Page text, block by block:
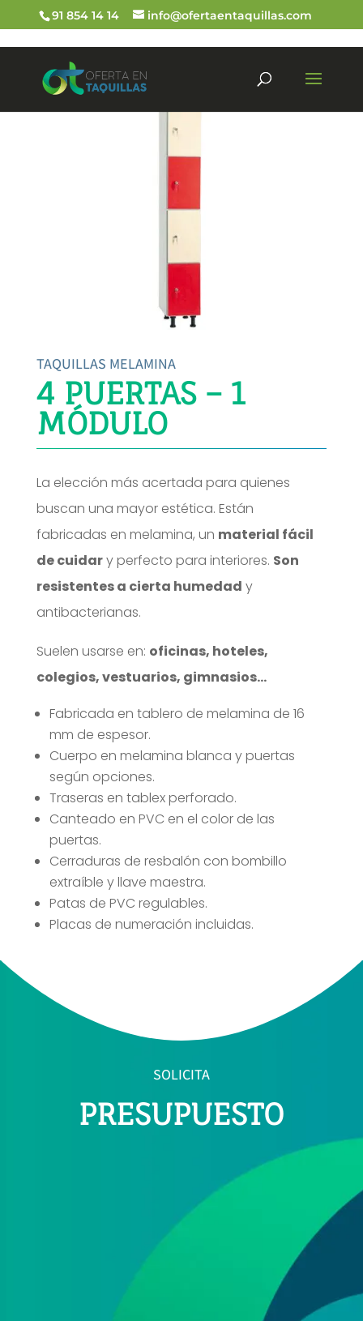
91 854 14 14 info@ofertaentaquillas.com
TAQUILLAS MELAMINA
4 PUERTAS – 1
MÓDULO
La elección más acertada para quienes
buscan una mayor estética. Están
fabricadas en melamina, un material fácil
de cuidary perfecto para interiores. Son
resistentes a cierta humedad y
antibacterianas.
Suelen usarse en: oficinas, hoteles,
colegios, vestuarios, gimnasios…
Fabricada en tablero de melamina de 16
mm de espesor.
Cuerpo en melamina blanca y puertas
según opciones.
Traseras en tablex perforado.
Canteado en PVC en el color de las
puertas.
Cerraduras de resbalón con bombillo
extraíble y llave maestra.
Patas de PVC regulables.
Placas de numeración incluidas.
SOLICITA
PRESUPUESTO